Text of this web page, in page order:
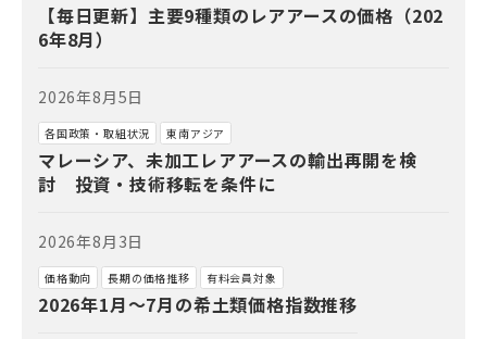
【毎日更新】主要9種類のレアアースの価格（202
6年8月）
2026年8月5日
各国政策・取組状況 東南アジア
マレーシア、未加工レアアースの輸出再開を検
討 投資・技術移転を条件に
2026年8月3日
価格動向 長期の価格推移 有料会員対象
2026年1月～7月の希土類価格指数推移